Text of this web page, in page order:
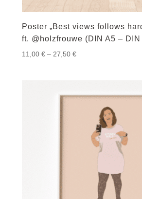
Poster „Best views follows
ft. @holzfrouwe (DIN A5 – DIN
11,00 € – 27,50 €Preisspanne: